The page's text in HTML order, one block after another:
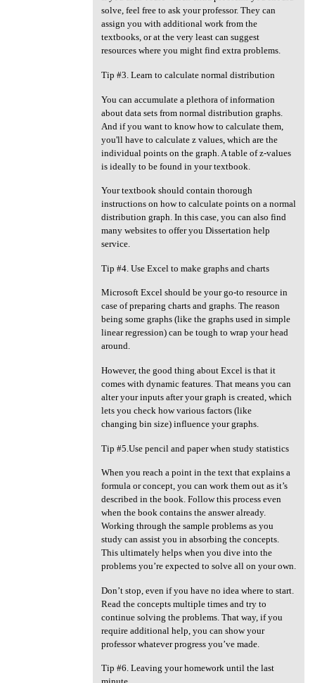
solve, feel free to ask your professor. They can
assign you with additional work from the
textbooks, or at the very least can suggest
resources where you might find extra problems.
Tip #3. Learn to calculate normal distribution
You can accumulate a plethora of information
about data sets from normal distribution graphs.
And if you want to know how to calculate them,
you'll have to calculate z values, which are the
individual points on the graph. A table of z-values
is ideally to be found in your textbook.
Your textbook should contain thorough
instructions on how to calculate points on a normal
distribution graph. In this case, you can also find
many websites to offer you Dissertation help
service.
Tip #4. Use Excel to make graphs and charts
Microsoft Excel should be your go-to resource in
case of preparing charts and graphs. The reason
being some graphs (like the graphs used in simple
linear regression) can be tough to wrap your head
around.
However, the good thing about Excel is that it
comes with dynamic features. That means you can
alter your inputs after your graph is created, which
lets you check how various factors (like
changing bin size) influence your graphs.
Tip #5.Use pencil and paper when study statistics
When you reach a point in the text that explains a
formula or concept, you can work them out as it’s
described in the book. Follow this process even
when the book contains the answer already.
Working through the sample problems as you
study can assist you in absorbing the concepts.
This ultimately helps when you dive into the
problems you’re expected to solve all on your own.
Don’t stop, even if you have no idea where to start.
Read the concepts multiple times and try to
continue solving the problems. That way, if you
require additional help, you can show your
professor whatever progress you’ve made.
Tip #6. Leaving your homework until the last